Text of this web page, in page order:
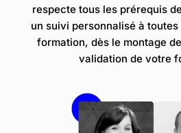
respecte tous les prérequis
un suivi personnalisé à
formation, dès le montage
validation de votre